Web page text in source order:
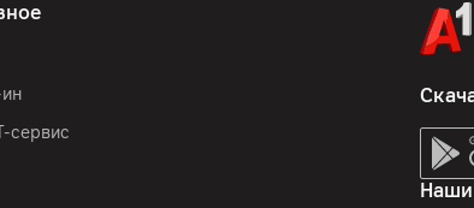
ООО "Единая торговая
с/с, дом № 5/3, пом. 87, район
"А1", 220030, Республика
сервис
Наши